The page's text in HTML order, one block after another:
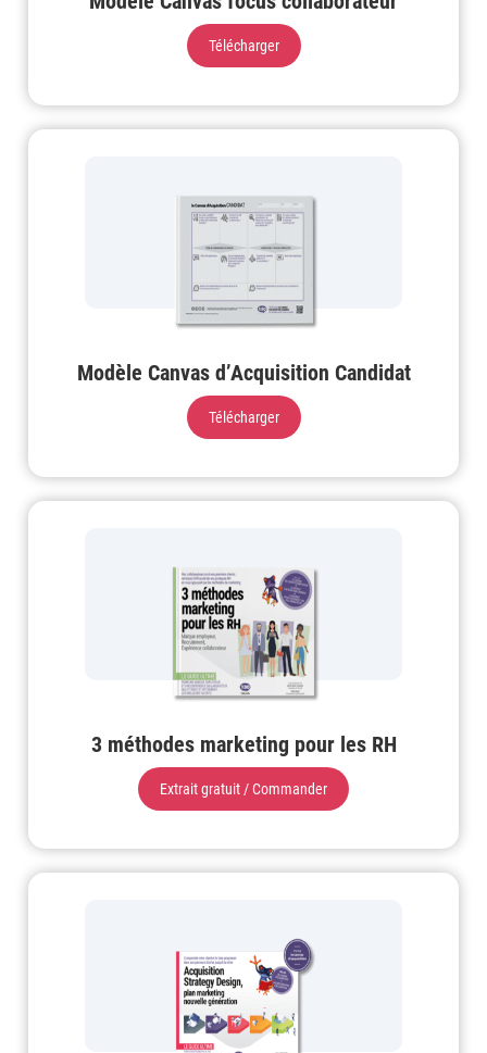
Télécharger
Modèle Canvas d’Acquisition Candidat
Télécharger
3 méthodes marketing pour les RH
Extrait gratuit / Commander